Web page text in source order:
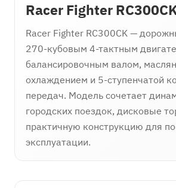
Racer Fighter
Racer Fighter RC300CK —
270-кубовым 4-тактным
балансировочным валом,
охлаждением и 5-ступенчатой
передач. Модель сочетает
городских поездок, дисковые
практичную конструкцию для
эксплуатации.